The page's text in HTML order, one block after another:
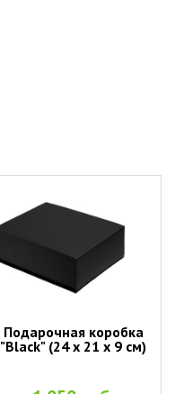
Подарочная коробка
"Black" (24 х 21 х 9 см)